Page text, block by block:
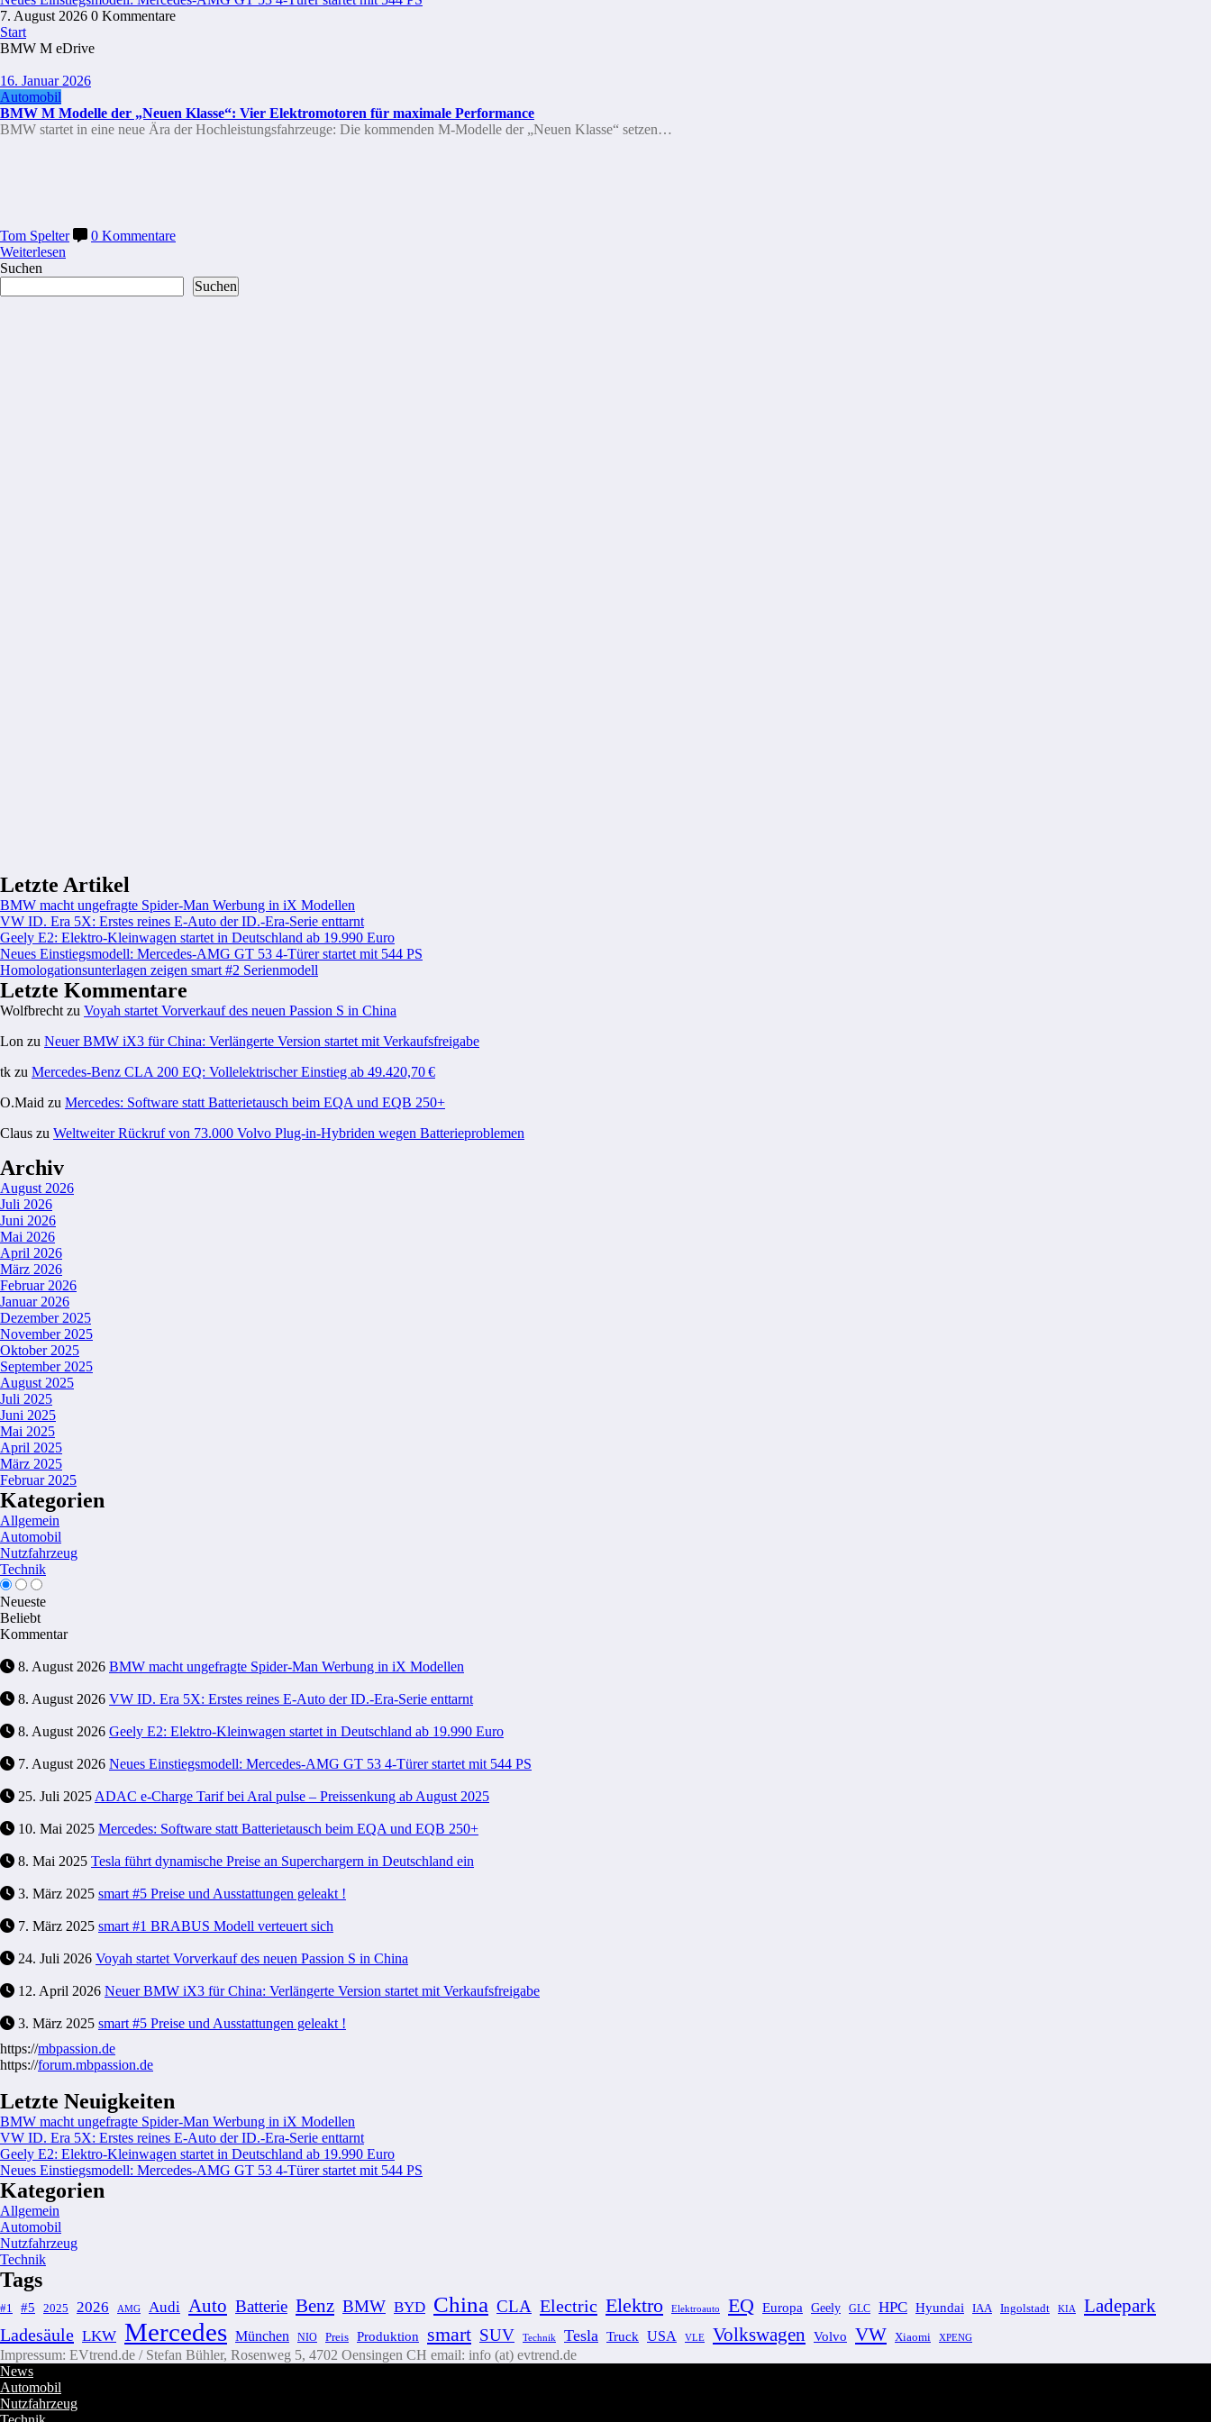
7. August 2026 0 Kommentare
Start
BMW M eDrive
16. Januar 2026
Automobil
BMW M Modelle der „Neuen Klasse“: Vier Elektromotoren für maximale Performance
BMW startet in eine neue Ära der Hochleistungsfahrzeuge: Die kommenden M-Modelle der „Neuen Klasse“ setzen…
Tom Spelter
0 Kommentare
Weiterlesen
Suchen
Suchen
Letzte Artikel
BMW macht ungefragte Spider-Man Werbung in iX Modellen
VW ID. Era 5X: Erstes reines E-Auto der ID.-Era-Serie enttarnt
Geely E2: Elektro-Kleinwagen startet in Deutschland ab 19.990 Euro
Neues Einstiegsmodell: Mercedes-AMG GT 53 4-Türer startet mit 544 PS
Homologationsunterlagen zeigen smart #2 Serienmodell
Letzte Kommentare
Wolfbrecht zu Voyah startet Vorverkauf des neuen Passion S in China
Lon zu Neuer BMW iX3 für China: Verlängerte Version startet mit Verkaufsfreigabe
tk zu Mercedes-Benz CLA 200 EQ: Vollelektrischer Einstieg ab 49.420,70 €
O.Maid zu Mercedes: Software statt Batterietausch beim EQA und EQB 250+
Claus zu Weltweiter Rückruf von 73.000 Volvo Plug-in-Hybriden wegen Batterieproblemen
Archiv
August 2026
Juli 2026
Juni 2026
Mai 2026
April 2026
März 2026
Februar 2026
Januar 2026
Dezember 2025
November 2025
Oktober 2025
September 2025
August 2025
Juli 2025
Juni 2025
Mai 2025
April 2025
März 2025
Februar 2025
Kategorien
Allgemein
Automobil
Nutzfahrzeug
Technik
Neueste
Beliebt
Kommentar
8. August 2026 BMW macht ungefragte Spider-Man Werbung in iX Modellen
8. August 2026 VW ID. Era 5X: Erstes reines E-Auto der ID.-Era-Serie enttarnt
8. August 2026 Geely E2: Elektro-Kleinwagen startet in Deutschland ab 19.990 Euro
7. August 2026 Neues Einstiegsmodell: Mercedes-AMG GT 53 4-Türer startet mit 544 PS
25. Juli 2025 ADAC e-Charge Tarif bei Aral pulse – Preissenkung ab August 2025
10. Mai 2025 Mercedes: Software statt Batterietausch beim EQA und EQB 250+
8. Mai 2025 Tesla führt dynamische Preise an Superchargern in Deutschland ein
3. März 2025 smart #5 Preise und Ausstattungen geleakt !
7. März 2025 smart #1 BRABUS Modell verteuert sich
24. Juli 2026 Voyah startet Vorverkauf des neuen Passion S in China
12. April 2026 Neuer BMW iX3 für China: Verlängerte Version startet mit Verkaufsfreigabe
3. März 2025 smart #5 Preise und Ausstattungen geleakt !
https://mbpassion.de
https://forum.mbpassion.de
Letzte Neuigkeiten
BMW macht ungefragte Spider-Man Werbung in iX Modellen
VW ID. Era 5X: Erstes reines E-Auto der ID.-Era-Serie enttarnt
Geely E2: Elektro-Kleinwagen startet in Deutschland ab 19.990 Euro
Neues Einstiegsmodell: Mercedes-AMG GT 53 4-Türer startet mit 544 PS
Kategorien
Allgemein
Automobil
Nutzfahrzeug
Technik
Tags
#1 #5 2025 2026 AMG Audi Auto Batterie Benz BMW BYD China CLA Electric Elektro Elektroauto EQ Europa Geely GLC HPC Hyundai IAA Ingolstadt KIA Ladepark
Ladesäule LKW Mercedes München NIO Preis Produktion smart SUV Technik Tesla Truck USA VLE Volkswagen Volvo VW Xiaomi XPENG
Impressum: EVtrend.de / Stefan Bühler, Rosenweg 5, 4702 Oensingen CH email: info (at) evtrend.de
News
Automobil
Nutzfahrzeug